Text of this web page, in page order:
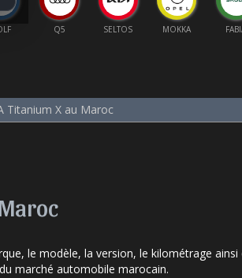
SELTOS MOKKA FABIA
Titanium X au Maroc
le modèle, la version, le kilométrage ainsi
marché automobile marocain.